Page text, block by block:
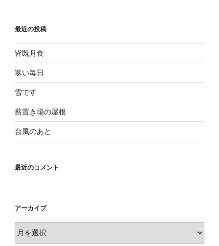
最近の投稿
皆既月食
寒い毎日
雪です
薪置き場の屋根
台風のあと
最近のコメント
アーカイブ
ー